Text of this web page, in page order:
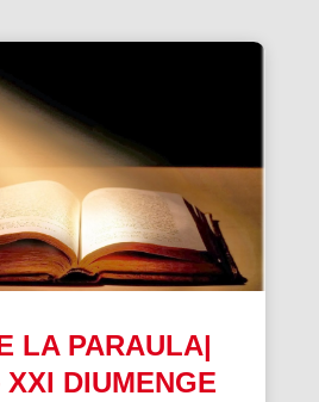
LA PARAULA|
DIUMENGE